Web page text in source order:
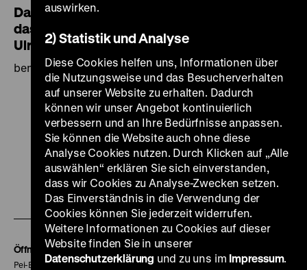
Das Wittenberger Gelehrtenstammbuch:
das Stammbuch von Abraham und David
Ulrich
benutzt von 1549–1577 sowie 1580–1623
Zu
unserer
Instagram
Seite
Zu
unserer
YouTube
Seite
Zu
unserer
Facebook
Seite
Zu
unserer
LinkedIn
Seite
Zu
Zu
unserer
Soundcloud
Seite
Öffnungszeiten
Pei-Bau:
auswirken.
2) Statistik und Analyse
Diese Cookies helfen uns, Informationen über
die Nutzungsweise und das Besucherverhalten
auf unserer Website zu erhalten. Dadurch
können wir unser Angebot kontinuierlich
verbessern und an Ihre Bedürfnisse anpassen.
Sie können die Website auch ohne diese
Analyse Cookies nutzen. Durch Klicken auf „Alle
auswählen“ erklären Sie sich einverstanden,
dass wir Cookies zu Analyse-Zwecken setzen.
Das Einverständnis in die Verwendung der
Cookies können Sie jederzeit widerrufen.
Weitere Informationen zu Cookies auf dieser
Website finden Sie in unserer
Datenschutzerklärung und zu uns im Impressum.